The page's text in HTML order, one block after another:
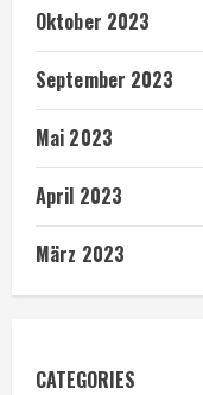
Oktober 2023
September 2023
Mai 2023
April 2023
März 2023
CATEGORIES